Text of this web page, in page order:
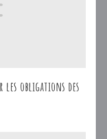
obligations des